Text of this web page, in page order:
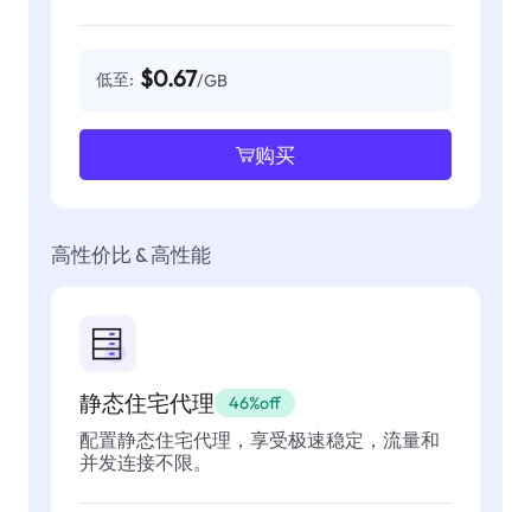
低至: $0.67/GB
购买
高性价比 & 高性能
静态住宅代理 46%off
配置静态住宅代理，享受极速稳定，流量和
并发连接不限。